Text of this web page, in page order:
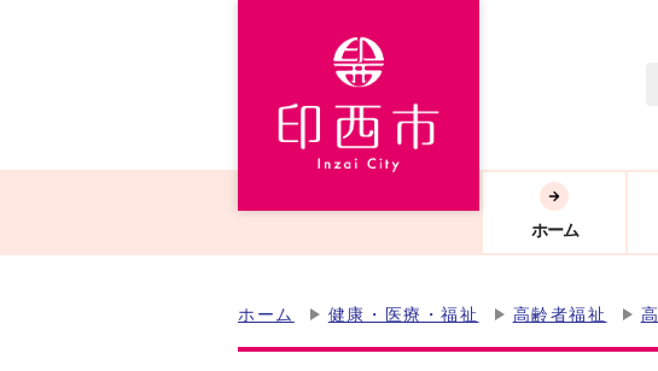
ホーム
ホーム 健康・医療・福祉 高齢者福祉